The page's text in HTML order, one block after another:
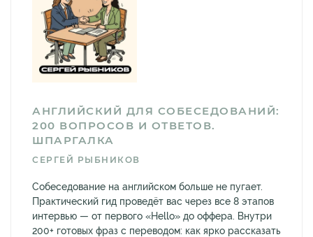
АНГЛИЙСКИЙ ДЛЯ СОБЕСЕДОВАНИЙ:
200 ВОПРОСОВ И ОТВЕТОВ.
ШПАРГАЛКА
СЕРГЕЙ РЫБНИКОВ
Собеседование на английском больше не пугает.
Практический гид проведёт вас через все 8 этапов
интервью — от первого «Hello» до оффера. Внутри
200+ готовых фраз с переводом: как ярко рассказать